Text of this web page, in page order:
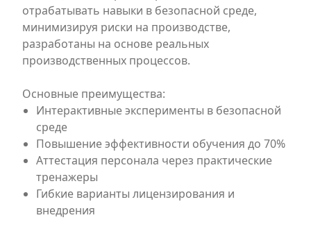
отрабатывать навыки в безопасной среде,
минимизируя риски на производстве,
разработаны на основе реальных
производственных процессов.
Основные преимущества:
Интерактивные эксперименты в безопасной
среде
Повышение эффективности обучения до 70%
Аттестация персонала через практические
тренажеры
Гибкие варианты лицензирования и
внедрения